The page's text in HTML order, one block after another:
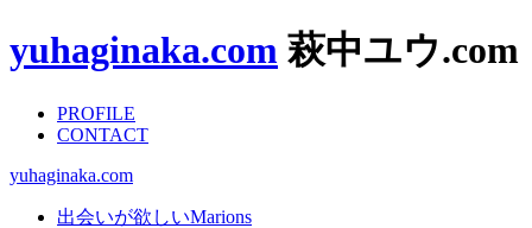
yuhaginaka.com 萩中ユウ.com
PROFILE
CONTACT
yuhaginaka.com
出会いが欲しいMarions